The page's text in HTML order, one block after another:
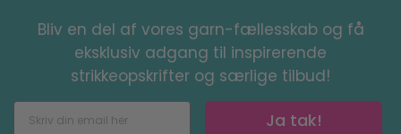
Bliv en del af vores garn-fællesskab og få
eksklusiv adgang til inspirerende
strikkeopskrifter og særlige tilbud!
Ja tak!